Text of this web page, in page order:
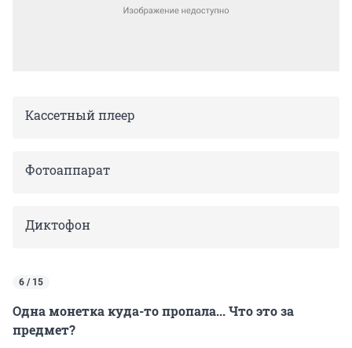
Кассетный плеер
Фотоаппарат
Диктофон
6 / 15
Одна монетка куда-то пропала... Что это за
предмет?